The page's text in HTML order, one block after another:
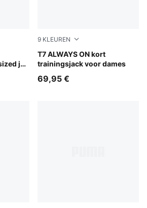
jas
9 KLEUREN
T7 ALWAYS ON kort
trainingsjack voor dames
Créme De Mint-Garnet Glow
69,95 €